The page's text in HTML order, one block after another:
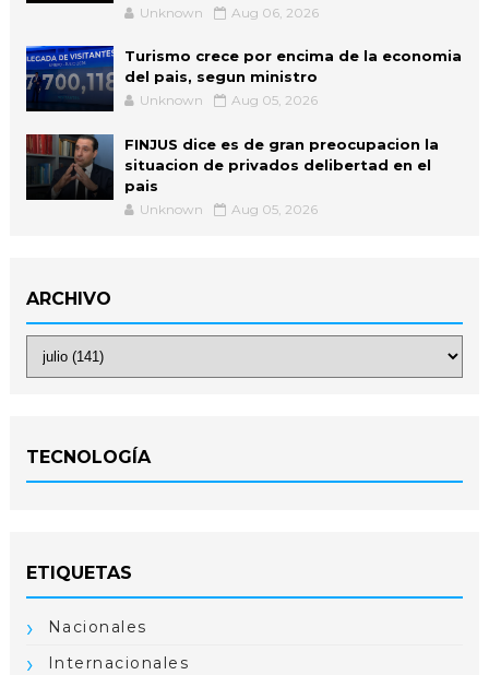
Unknown Aug 06, 2026
Turismo crece por encima de la economia
del pais, segun ministro
Unknown Aug 05, 2026
FINJUS dice es de gran preocupacion la
situacion de privados delibertad en el
pais
Unknown Aug 05, 2026
ARCHIVO
TECNOLOGÍA
ETIQUETAS
Nacionales
Internacionales